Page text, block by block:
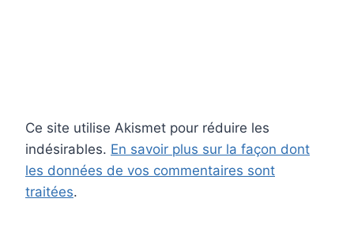
Ce site utilise Akismet pour réduire les
indésirables. En savoir plus sur la façon dont
les données de vos commentaires sont
traitées.